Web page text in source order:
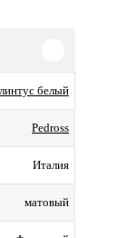
белый
Pedross
Италия
матовый